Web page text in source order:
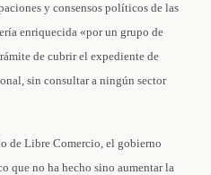
y consensos políticos de las
enriquecida «por un grupo de
de cubrir el expediente de
sin consultar a ningún sector
de Libre Comercio, el gobierno
que no ha hecho sino aumentar la